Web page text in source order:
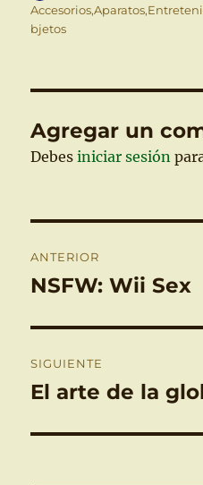
el
Accesorios,Aparatos,
bjetos
Agregar un
Debesiniciar sesión
de
ANTERIOR
Entrada
NSFW: Wii Sex
SIGUIENTE
Entrada
El arte de la